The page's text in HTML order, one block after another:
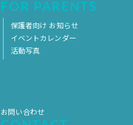
FOR PARENTS
保護者向け お知らせ
イベントカレンダー
活動写真
お問い合わせ